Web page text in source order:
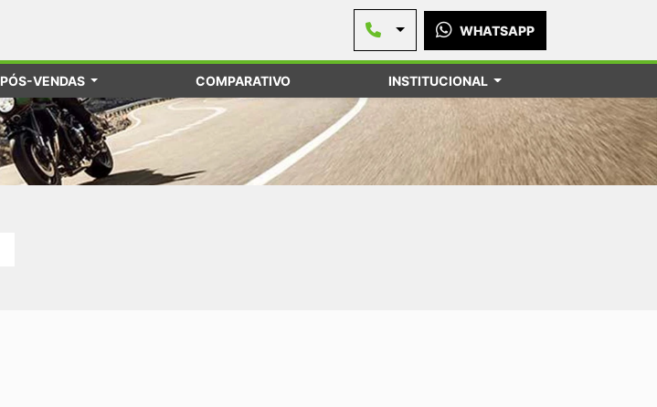
WHATSAPP
PÓS-VENDAS COMPARATIVO INSTITUCIONAL